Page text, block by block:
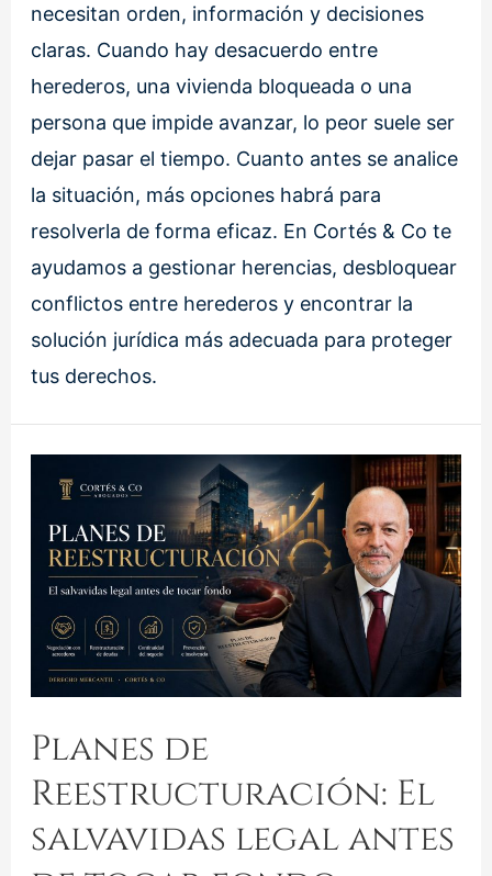
necesitan orden, información y decisiones
claras. Cuando hay desacuerdo entre
herederos, una vivienda bloqueada o una
persona que impide avanzar, lo peor suele ser
dejar pasar el tiempo. Cuanto antes se analice
la situación, más opciones habrá para
resolverla de forma eficaz. En Cortés & Co te
ayudamos a gestionar herencias, desbloquear
conflictos entre herederos y encontrar la
solución jurídica más adecuada para proteger
tus derechos.
Planes de
Reestructuración: El
salvavidas legal antes